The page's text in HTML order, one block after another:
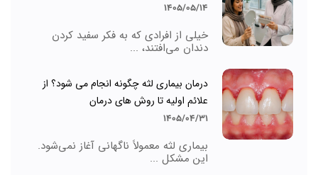
1405/05/14
خیلی از افرادی که به فکر سفید کردن
دندان می‌افتند، ...
درمان بیماری لثه چگونه انجام می شود؟ از
علائم اولیه تا روش های درمان
1405/04/31
بیماری لثه معمولاً ناگهانی آغاز نمی‌شود.
این مشکل ...